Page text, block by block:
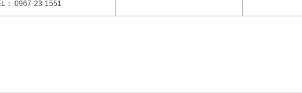
： 0967-23-1551